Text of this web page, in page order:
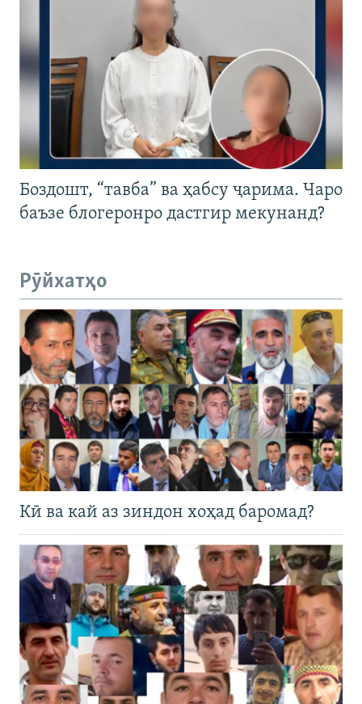
Боздошт, “тавба” ва ҳабсу ҷарима. Чаро
баъзе блогеронро дастгир мекунанд?
Рӯйхатҳо
Кӣ ва кай аз зиндон хоҳад баромад?